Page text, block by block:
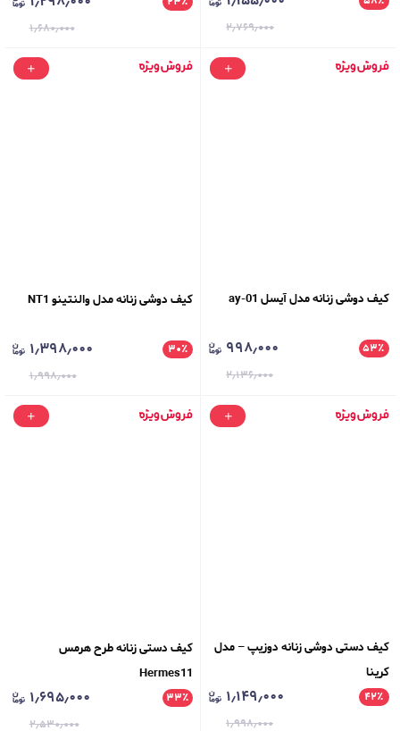
۲٫۷۶۹٫۰۰۰ ۱٫۶۸۰٫۰۰۰
کیف دوشی زنانه مدل آیسل ay-01
۵۳٪ ۹۹۸٫۰۰۰
۲٫۱۳۶٫۰۰۰
کیف دوشی زنانه مدل والنتینو NT1
۳۰٪ ۱٫۳۹۸٫۰۰۰
۱٫۹۹۸٫۰۰۰
کیف دستی دوشی زنانه دوزیپ – مدل
کرینا
۴۲٪ ۱٫۱۴۹٫۰۰۰
۱٫۹۹۸٫۰۰۰
کیف دستی زنانه طرح هرمس
Hermes11
۳۳٪ ۱٫۶۹۵٫۰۰۰
۲٫۵۳۰٫۰۰۰